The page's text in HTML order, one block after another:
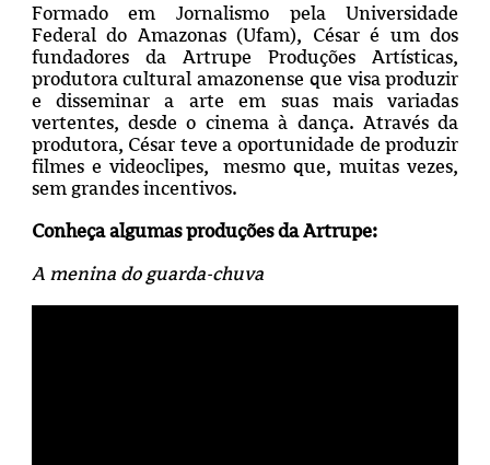
Formado em Jornalismo pela Universidade
Federal do Amazonas (Ufam), César é um dos
fundadores da Artrupe Produções Artísticas,
produtora cultural amazonense que visa produzir
e disseminar a arte em suas mais variadas
vertentes, desde o cinema à dança. Através da
produtora, César teve a oportunidade de produzir
filmes e videoclipes, mesmo que, muitas vezes,
sem grandes incentivos.
Conheça algumas produções da Artrupe:
A menina do guarda-chuva